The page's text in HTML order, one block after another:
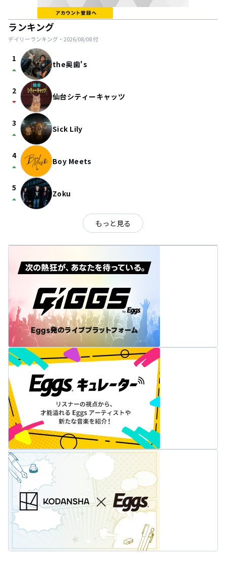
ランキング
デイリーランキング・ 2026/08/08付
1
arrow_drop_up the奥歯's
2
arrow_drop_down 仙台シティーキャッツ
3
arrow_drop_up Sick Lily
4
arrow_drop_up Boy Meets
5
arrow_drop_up Zoku
もっと見る